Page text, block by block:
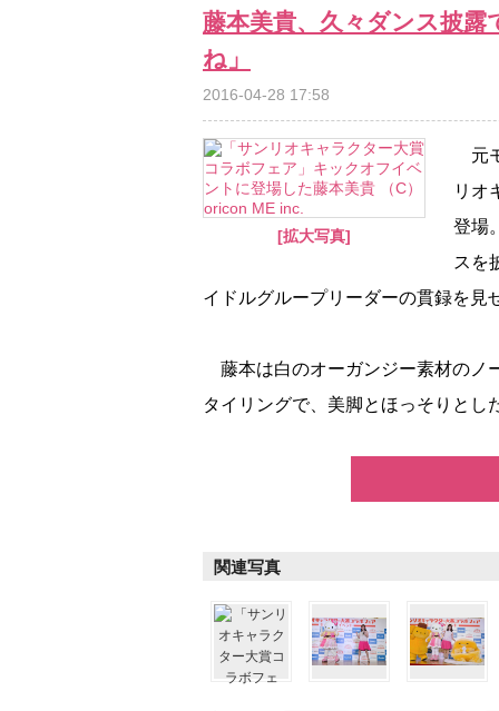
藤本美貴、久々ダンス披
ね」
2016-04-28 17:58
[拡大写真]
元
リオ
登場
スを
イドルグループリーダーの貫録を見
藤本は白のオーガンジー素材のノ
タイリングで、美脚とほっそりとし
関連写真